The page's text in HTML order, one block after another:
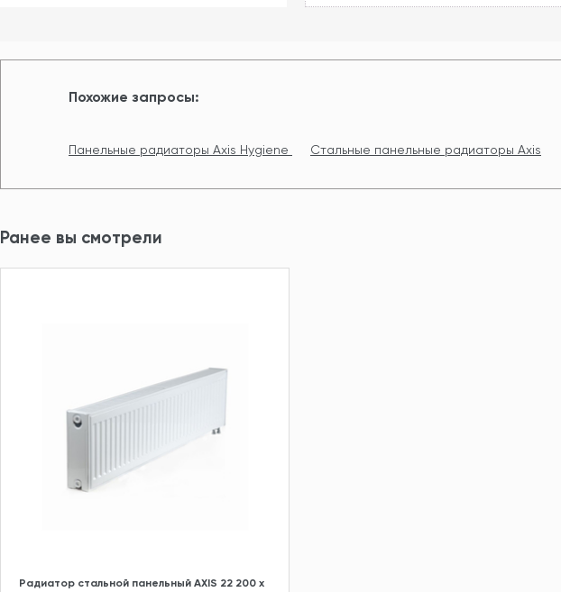
Похожие запросы:
Панельные радиаторы Axis Hygiene Стальные панельные радиаторы Axis
Ранее вы смотрели
Радиатор стальной панельный AXIS 22 200 x